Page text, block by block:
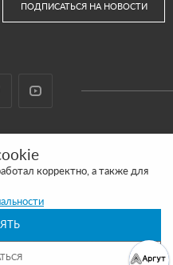
ПОДПИСАТЬСЯ НА НОВОСТИ
В SITE UP
ИНФОРМАЦИЯ РАЗМЕЩЕННАЯ НА
ХАРАКТЕР И НЕ
ПОЛОЖЕНИЯМИ СТАТЬИ 437
РФ
корректно, а также для